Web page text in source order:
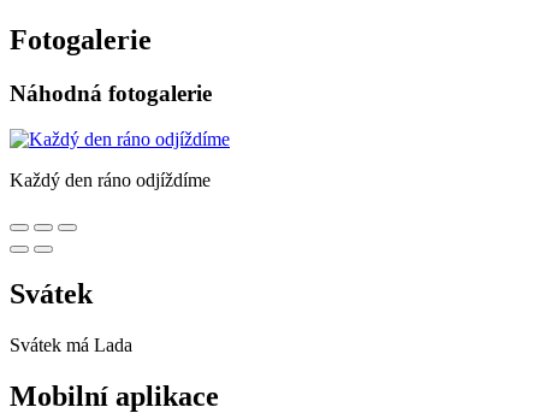
Fotogalerie
Náhodná fotogalerie
Každý den ráno odjíždíme
Svátek
Svátek má Lada
Mobilní aplikace